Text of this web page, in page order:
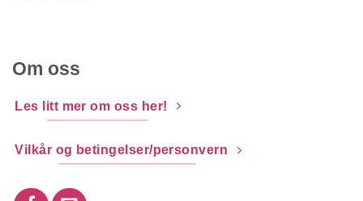
Om oss
Les litt mer om oss her!
Vilkår og betingelser/personvern